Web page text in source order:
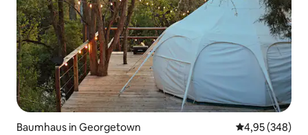
Baumhaus in Georgetown
4,95 (348)